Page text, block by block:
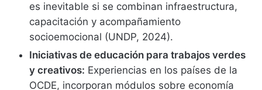
es inevitable si se combinan infraestructura,
capacitación y acompañamiento
socioemocional (UNDP, 2024).
Iniciativas de educación para trabajos verdes
y creativos: Experiencias en los países de la
OCDE, incorporan módulos sobre economía